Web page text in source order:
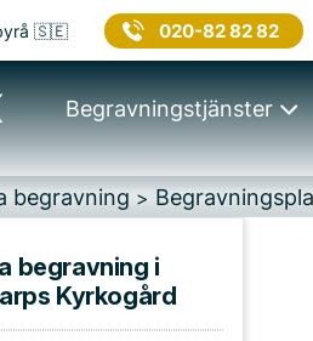
🇸🇪 020-82 82 82
Begravningstjänster
begravning >
begravning i
Kyrkogård